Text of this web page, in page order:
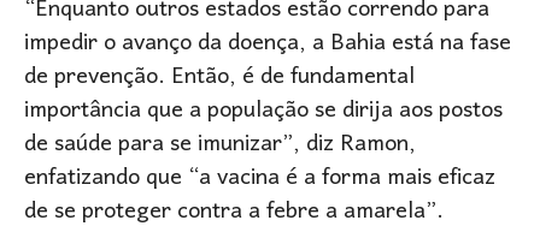
“Enquanto outros estados estão correndo para
impedir o avanço da doença, a Bahia está na fase
de prevenção. Então, é de fundamental
importância que a população se dirija aos postos
de saúde para se imunizar”, diz Ramon,
enfatizando que “a vacina é a forma mais eficaz
de se proteger contra a febre a amarela”.